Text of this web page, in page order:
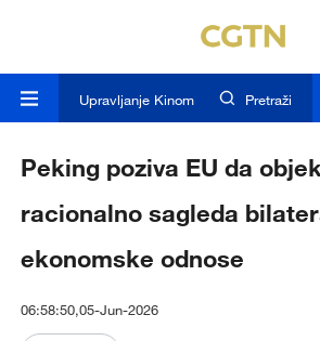
Upravljanje Kinom Pretraži
Peking poziva EU da
racionalno sagleda
ekonomske odnose
06:58:50,05-Jun-2026